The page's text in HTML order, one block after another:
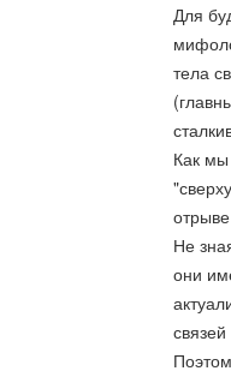
Для
тела
Как мы
Не
они